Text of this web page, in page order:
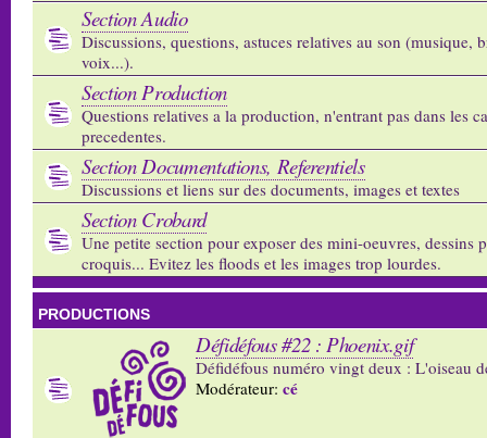
Section Audio
Discussions, questions, astuces relatives au son (musique,
voix...).
Section Production
Questions relatives a la production, n'entrant pas dans les
precedentes.
Section Documentations, Referentiels
Discussions et liens sur des documents, images et textes
Section Crobard
Une petite section pour exposer des mini-oeuvres, dessins
croquis... Evitez les floods et les images trop lourdes.
PRODUCTIONS
Défidéfous #22 : Phoenix.gif
Défidéfous numéro vingt deux : L'oiseau
Modérateur: cé